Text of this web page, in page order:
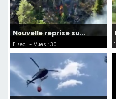
Nouvelle reprise su...
11 sec - Vues : 30